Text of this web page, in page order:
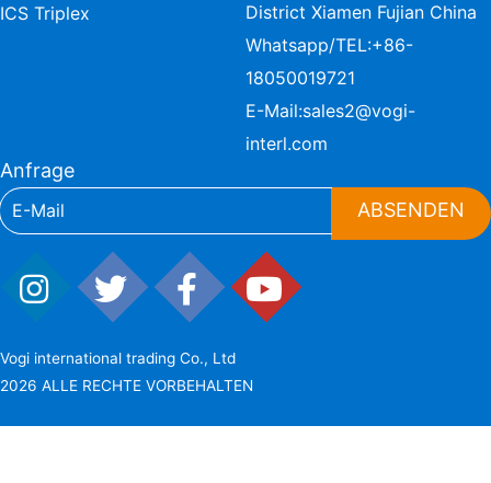
ICS Triplex
District Xiamen Fujian China
Whatsapp/TEL:+86-
18050019721
E-Mail:sales2@vogi-
interl.com
Anfrage
ABSENDEN
Vogi international trading Co., Ltd
2026 ALLE RECHTE VORBEHALTEN